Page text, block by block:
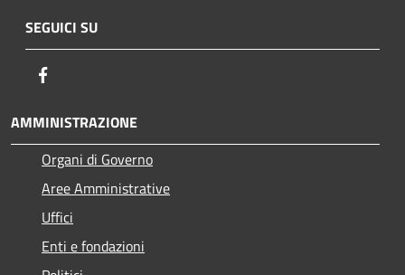
SEGUICI SU
AMMINISTRAZIONE
Organi di Governo
Aree Amministrative
Uffici
Enti e fondazioni